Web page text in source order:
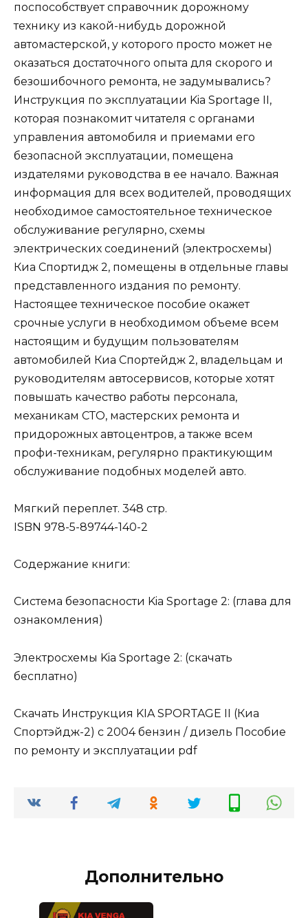
поспособствует справочник дорожному
технику из какой-нибудь дорожной
автомастерской, у которого просто может не
оказаться достаточного опыта для скорого и
безошибочного ремонта, не задумывались?
Инструкция по эксплуатации Kia Sportage II,
которая познакомит читателя с органами
управления автомобиля и приемами его
безопасной эксплуатации, помещена
издателями руководства в ее начало. Важная
информация для всех водителей, проводящих
необходимое самостоятельное техническое
обслуживание регулярно, схемы
электрических соединений (электросхемы)
Киа Спортидж 2, помещены в отдельные главы
представленного издания по ремонту.
Настоящее техническое пособие окажет
срочные услуги в необходимом объеме всем
настоящим и будущим пользователям
автомобилей Киа Спортейдж 2, владельцам и
руководителям автосервисов, которые хотят
повышать качество работы персонала,
механикам СТО, мастерских ремонта и
придорожных автоцентров, а также всем
профи-техникам, регулярно практикующим
обслуживание подобных моделей авто.
Мягкий переплет. 348 стр.
ISBN 978-5-89744-140-2
Содержание книги:
Система безопасности Kia Sportage 2: (глава для
ознакомления)
Электросхемы Kia Sportage 2: (скачать
бесплатно)
Скачать Инструкция KIA SPORTAGE II (Киа
Спортэйдж-2) с 2004 бензин / дизель Пособие
по ремонту и эксплуатации pdf
Дополнительно